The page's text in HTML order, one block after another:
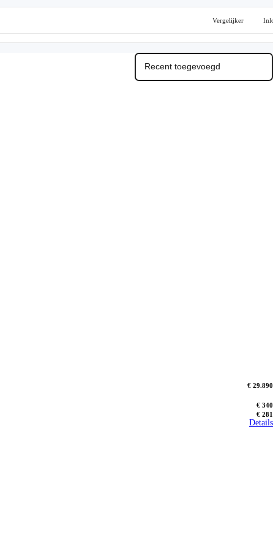
Vergelijker
€ 29.890
€ 340
€ 281
Details